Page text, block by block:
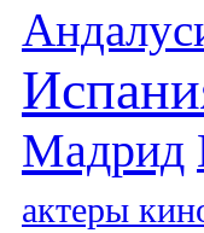
Мадрид
актеры